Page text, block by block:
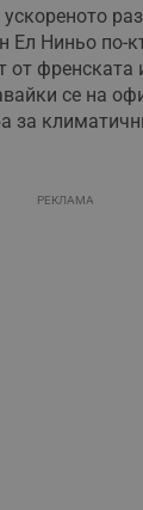
Ел Ниньо по-
от
се на
за
РЕКЛАМА